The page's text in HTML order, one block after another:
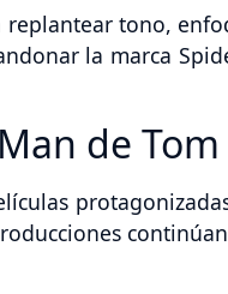
tono,
la marca
de